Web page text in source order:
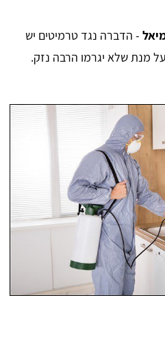
- הדברה נגד טרמיטים יש
מנת שלא יגרמו הרבה נזק.